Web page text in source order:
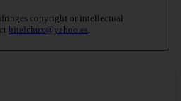
copyright or intellectual
bitelchux@yahoo.es